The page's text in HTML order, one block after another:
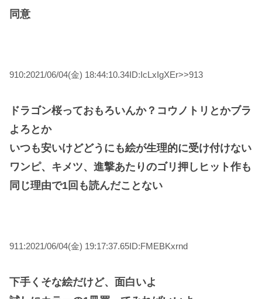
同意
910:2021/06/04(金) 18:44:10.34ID:IcLxIgXEr>>913
ドラゴン桜っておもろいんか？コウノトリとかブラ
よろとか
いつも安いけどどうにも絵が生理的に受け付けない
ワンピ、キメツ、進撃あたりのゴリ押しヒット作も
同じ理由で1回も読んだことない
911:2021/06/04(金) 19:17:37.65ID:FMEBKxrnd
下手くそな絵だけど、面白いよ